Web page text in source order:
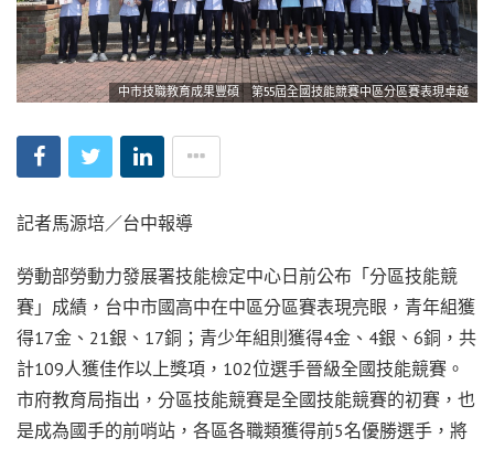
中市技職教育成果豐碩 第55屆全國技能競賽中區分區賽表現卓越
記者馬源培／台中報導
勞動部勞動力發展署技能檢定中心日前公布「分區技能競
賽」成績，台中市國高中在中區分區賽表現亮眼，青年組獲
得17金、21銀、17銅；青少年組則獲得4金、4銀、6銅，共
計109人獲佳作以上獎項，102位選手晉級全國技能競賽。
市府教育局指出，分區技能競賽是全國技能競賽的初賽，也
是成為國手的前哨站，各區各職類獲得前5名優勝選手，將